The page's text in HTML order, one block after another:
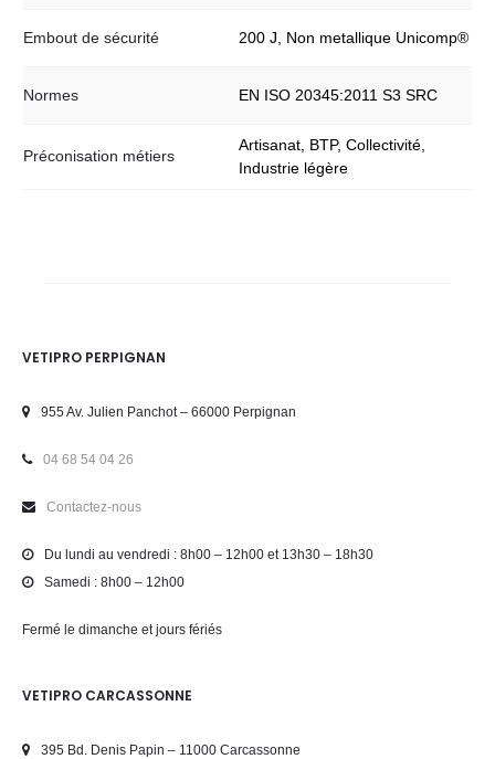
Embout de sécurité 200 J, Non metallique Unicomp®
Normes EN ISO 20345:2011 S3 SRC
Préconisation métiers
Artisanat, BTP, Collectivité,
Industrie légère
VETIPRO PERPIGNAN
955 Av. Julien Panchot – 66000 Perpignan
04 68 54 04 26
Contactez-nous
Du lundi au vendredi : 8h00 – 12h00 et 13h30 – 18h30
Samedi : 8h00 – 12h00
Fermé le dimanche et jours fériés
VETIPRO CARCASSONNE
395 Bd. Denis Papin – 11000 Carcassonne